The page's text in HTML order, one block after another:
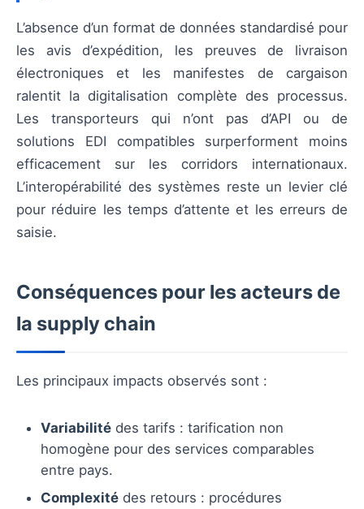
L’absence d’un format de données standardisé pour
les avis d’expédition, les preuves de livraison
électroniques et les manifestes de cargaison
ralentit la digitalisation complète des processus.
Les transporteurs qui n’ont pas d’API ou de
solutions EDI compatibles surperforment moins
efficacement sur les corridors internationaux.
L’interopérabilité des systèmes reste un levier clé
pour réduire les temps d’attente et les erreurs de
saisie.
Conséquences pour les acteurs de
la supply chain
Les principaux impacts observés sont :
Variabilité des tarifs : tarification non
homogène pour des services comparables
entre pays.
Complexité des retours : procédures